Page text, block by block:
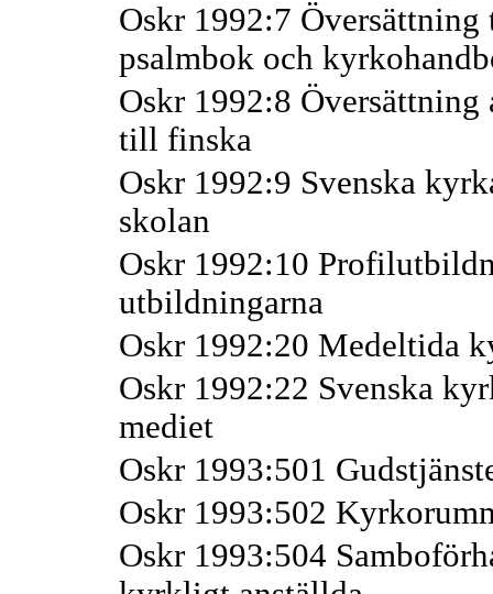
Oskr 1992:7
psalmbok och
Oskr 1992:8 Översättning
till finska
Oskr 1992:9 Svenska
skolan
Oskr 1992:10
utbildningarna
Oskr 1992:20 Medeltida
Oskr 1992:22 Svenska
mediet
Oskr 1993:501
Oskr 1993:502
Oskr 1993:504